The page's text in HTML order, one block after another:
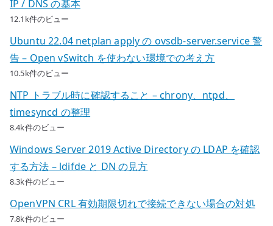
IP / DNS の基本
12.1k件のビュー
Ubuntu 22.04 netplan apply の ovsdb-server.service 警
告 – Open vSwitch を使わない環境での考え方
10.5k件のビュー
NTP トラブル時に確認すること – chrony、ntpd、
timesyncd の整理
8.4k件のビュー
Windows Server 2019 Active Directory の LDAP を確認
する方法 – ldifde と DN の見方
8.3k件のビュー
OpenVPN CRL 有効期限切れで接続できない場合の対処
7.8k件のビュー